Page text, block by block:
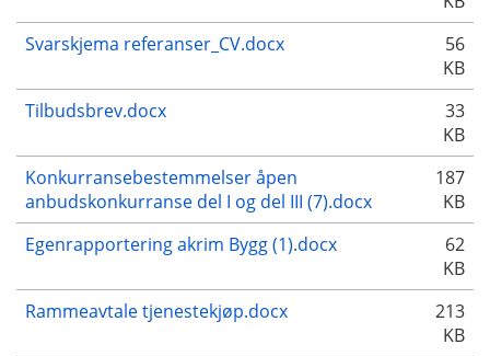
Svarskjema referanser_CV.docx
56
KB
Tilbudsbrev.docx
33
KB
Konkurransebestemmelser åpen
anbudskonkurranse del I og del III (7).docx
187
KB
Egenrapportering akrim Bygg (1).docx
62
KB
Rammeavtale tjenestekjøp.docx
213
KB